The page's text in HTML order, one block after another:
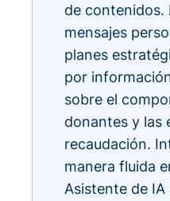
de contenidos.
mensajes
planes
por
sobre el
donantes y las
recaudación.
manera fluida
Asistente de